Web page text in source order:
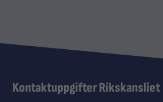
Kontaktuppgifter Rikskansliet